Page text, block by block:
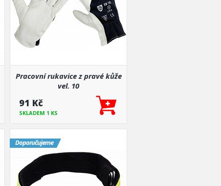
Pracovní rukavice z pravé kůže
vel. 10
91 Kč
SKLADEM 1 KS
Doporučujeme